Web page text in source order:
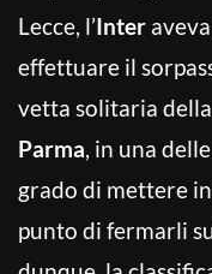
Lecce, l’Inter
effettuare il
vetta solitaria della
Parma, in una
grado di mettere
punto di fermarli